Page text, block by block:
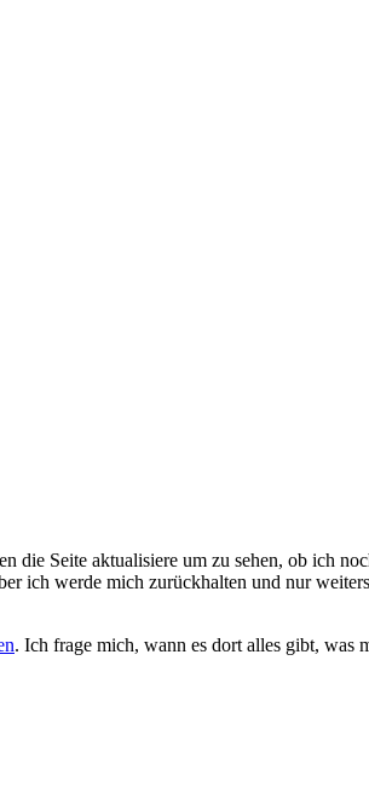
die Seite aktualisiere um zu sehen, ob ich
ich werde mich zurückhalten und nur
. Ich frage mich, wann es dort alles gibt, was